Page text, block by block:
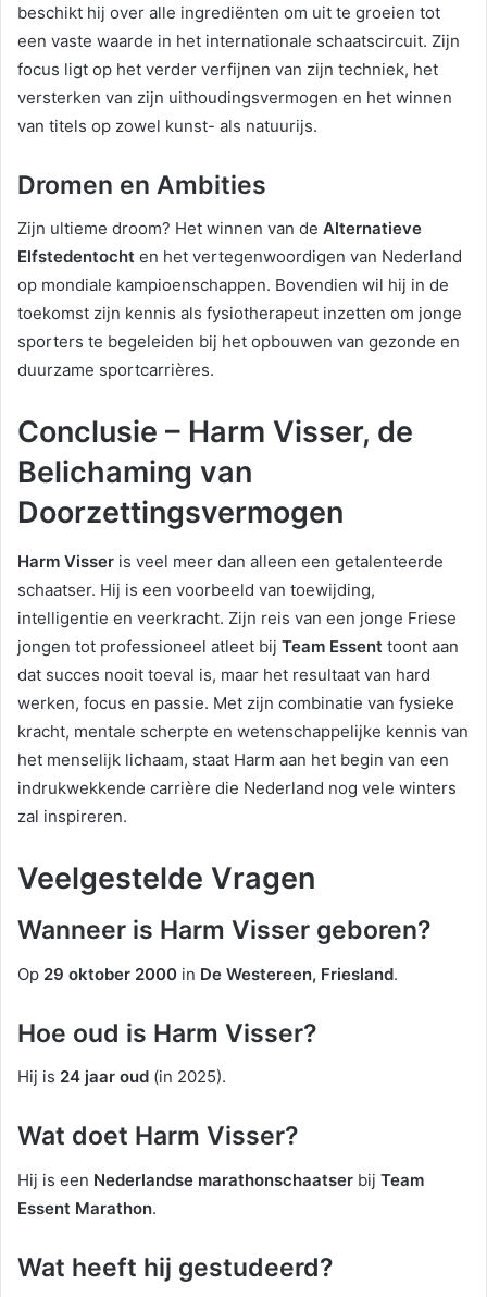
beschikt hij over alle ingrediënten om uit te groeien tot
een vaste waarde in het internationale schaatscircuit. Zijn
focus ligt op het verder verfijnen van zijn techniek, het
versterken van zijn uithoudingsvermogen en het winnen
van titels op zowel kunst- als natuurijs.
Dromen en Ambities
Zijn ultieme droom? Het winnen van de Alternatieve
Elfstedentocht en het vertegenwoordigen van Nederland
op mondiale kampioenschappen. Bovendien wil hij in de
toekomst zijn kennis als fysiotherapeut inzetten om jonge
sporters te begeleiden bij het opbouwen van gezonde en
duurzame sportcarrières.
Conclusie – Harm Visser, de
Belichaming van
Doorzettingsvermogen
Harm Visser is veel meer dan alleen een getalenteerde
schaatser. Hij is een voorbeeld van toewijding,
intelligentie en veerkracht. Zijn reis van een jonge Friese
jongen tot professioneel atleet bij Team Essent toont aan
dat succes nooit toeval is, maar het resultaat van hard
werken, focus en passie. Met zijn combinatie van fysieke
kracht, mentale scherpte en wetenschappelijke kennis van
het menselijk lichaam, staat Harm aan het begin van een
indrukwekkende carrière die Nederland nog vele winters
zal inspireren.
Veelgestelde Vragen
Wanneer is Harm Visser geboren?
Op 29 oktober 2000 in De Westereen, Friesland.
Hoe oud is Harm Visser?
Hij is 24 jaar oud (in 2025).
Wat doet Harm Visser?
Hij is een Nederlandse marathonschaatser bij Team
Essent Marathon.
Wat heeft hij gestudeerd?